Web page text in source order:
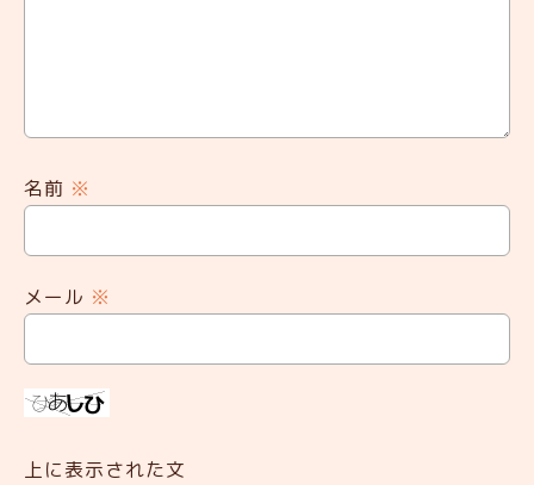
名前 ※
メール ※
上に表示された文